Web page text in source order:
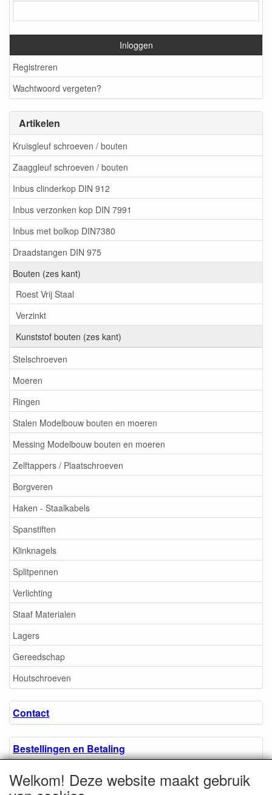
Inloggen
Registreren
Wachtwoord vergeten?
Artikelen
Kruisgleuf schroeven / bouten
Zaaggleuf schroeven / bouten
Inbus clinderkop DIN 912
Inbus verzonken kop DIN 7991
Inbus met bolkop DIN7380
Draadstangen DIN 975
Bouten (zes kant)
Roest Vrij Staal
Verzinkt
Kunststof bouten (zes kant)
Stelschroeven
Moeren
Ringen
Stalen Modelbouw bouten en moeren
Messing Modelbouw bouten en moeren
Zelftappers / Plaatschroeven
Borgveren
Haken - Staalkabels
Spanstiften
Klinknagels
Splitpennen
Verlichting
Staaf Materialen
Lagers
Gereedschap
Houtschroeven
Contact
Bestellingen en Betaling
Algemene voorwaarden
Welkom! Deze website maakt gebruik